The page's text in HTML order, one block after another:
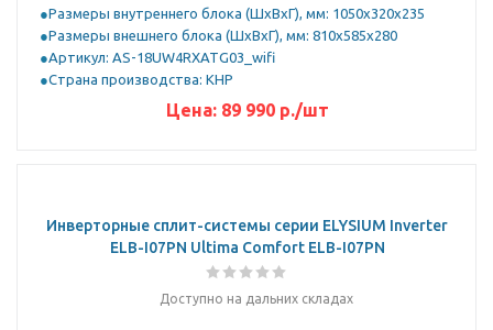
Размеры внутреннего блока (ШхВхГ), мм: 1050x320x235
Размеры внешнего блока (ШхВхГ), мм: 810x585x280
Артикул: AS-18UW4RXATG03_wifi
Страна производства: КНР
Цена: 89 990р./шт
Инверторные сплит-системы серии ELYSIUM Inverter
ELB-I07PN Ultima Comfort ELB-I07PN
Доступно на дальних складах